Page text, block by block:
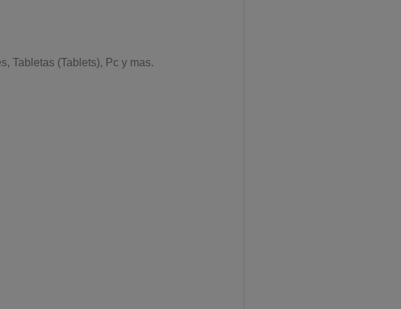
Tabletas (Tablets), Pc y mas.